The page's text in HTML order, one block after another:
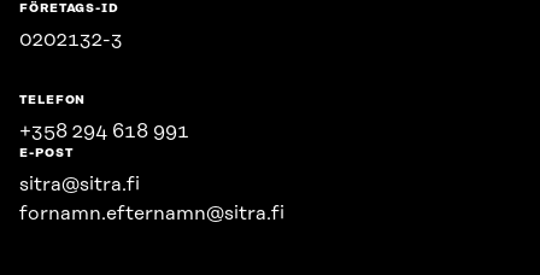
FÖRETAGS-ID
0202132-3
TELEFON
+358 294 618 991
E-POST
sitra@sitra.fi
fornamn.efternamn@sitra.fi